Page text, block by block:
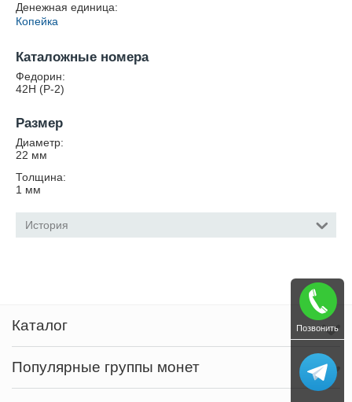
Денежная единица:
Копейка
Каталожные номера
Федорин:
42Н (Р-2)
Размер
Диаметр:
22 мм
Толщина:
1 мм
История
Каталог
Популярные группы монет
Позвонить